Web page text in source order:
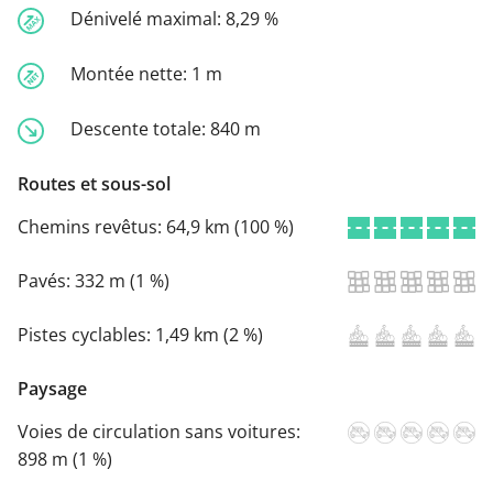
Dénivelé maximal: 8,29 %
Montée nette: 1 m
Descente totale: 840 m
Routes et sous-sol
Chemins revêtus: 64,9 km (100 %)
Pavés: 332 m (1 %)
Pistes cyclables: 1,49 km (2 %)
Paysage
Voies de circulation sans voitures:
898 m (1 %)